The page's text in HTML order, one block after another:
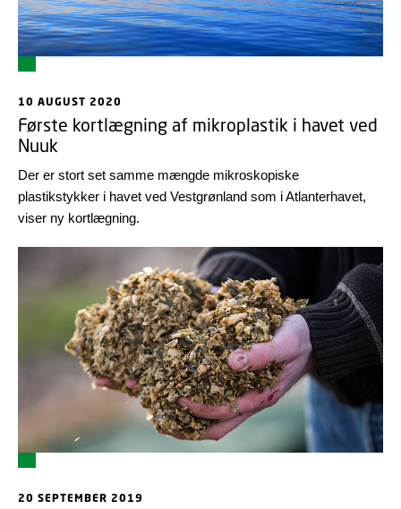
10 AUGUST 2020
Første kortlægning af mikroplastik i havet ved
Nuuk
Der er stort set samme mængde mikroskopiske
plastikstykker i havet ved Vestgrønland som i Atlanterhavet,
viser ny kortlægning.
20 SEPTEMBER 2019